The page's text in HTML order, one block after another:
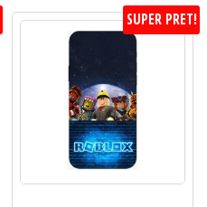
SUPER PRET!